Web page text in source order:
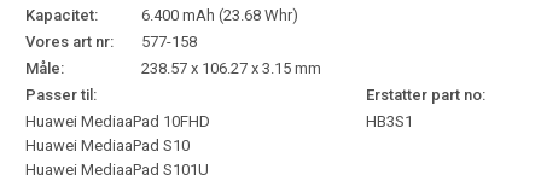
Kapacitet:
6.400 mAh (23.68 Whr)
Vores art nr:
577-158
Måle:
238.57 x 106.27 x 3.15 mm
Passer til:
Erstatter part no:
Huawei MediaaPad 10FHD
Huawei MediaaPad S10
Huawei MediaaPad S101U
HB3S1